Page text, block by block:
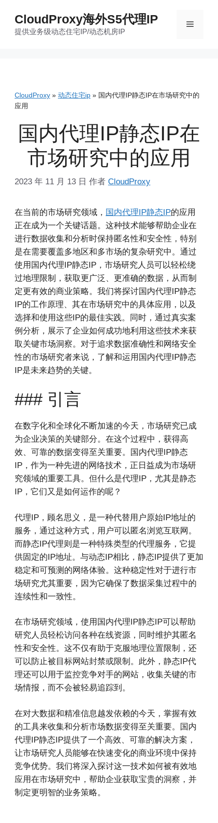
CloudProxy海外S5代理IP
提供业务级动态住宅IP/动态机房IP
菜
CloudProxy » 动态住宅ip » 国内代理IP静态IP在市场研究中的
应用
国内代理IP静态IP在
市场研究中的应用
2023 年 11 月 13 日 作者 CloudProxy
在当前的市场研究领域， 国内代理IP静态IP的应用
正在成为一个关键话题。这种技术能够帮助企业在
进行数据收集和分析时保持匿名性和安全性，特别
是在需要覆盖多地区和多市场的复杂研究中。通过
使用国内代理IP静态IP，市场研究人员可以轻松绕
过地理限制，获取更广泛、更准确的数据，从而制
定更有效的商业策略。我们将探讨国内代理IP静态
IP的工作原理、其在市场研究中的具体应用，以及
选择和使用这些IP的最佳实践。同时，通过真实案
例分析，展示了企业如何成功地利用这些技术来获
取关键市场洞察。对于追求数据准确性和网络安全
性的市场研究者来说，了解和运用国内代理IP静态
IP是未来趋势的关键。
### 引言
在数字化和全球化不断加速的今天，市场研究已成
为企业决策的关键部分。在这个过程中，获得高
效、可靠的数据变得至关重要。国内代理IP静态
IP，作为一种先进的网络技术，正日益成为市场研
究领域的重要工具。但什么是代理IP，尤其是静态
IP，它们又是如何运作的呢？
代理IP，顾名思义，是一种代替用户原始IP地址的
服务，通过这种方式，用户可以匿名浏览互联网。
而静态IP代理则是一种特殊类型的代理服务，它提
供固定的IP地址。与动态IP相比，静态IP提供了更加
稳定和可预测的网络体验。这种稳定性对于进行市
场研究尤其重要，因为它确保了数据采集过程中的
连续性和一致性。
在市场研究领域，使用国内代理IP静态IP可以帮助
研究人员轻松访问各种在线资源，同时维护其匿名
性和安全性。这不仅有助于克服地理位置限制，还
可以防止被目标网站封禁或限制。此外，静态IP代
理还可以用于监控竞争对手的网站，收集关键的市
场情报，而不会被轻易追踪到。
在对大数据和精准信息越发依赖的今天，掌握有效
的工具来收集和分析市场数据变得至关重要。国内
代理IP静态IP提供了一个高效、可靠的解决方案，
让市场研究人员能够在快速变化的商业环境中保持
竞争优势。我们将深入探讨这一技术如何被有效地
应用在市场研究中，帮助企业获取宝贵的洞察，并
制定更明智的业务策略。